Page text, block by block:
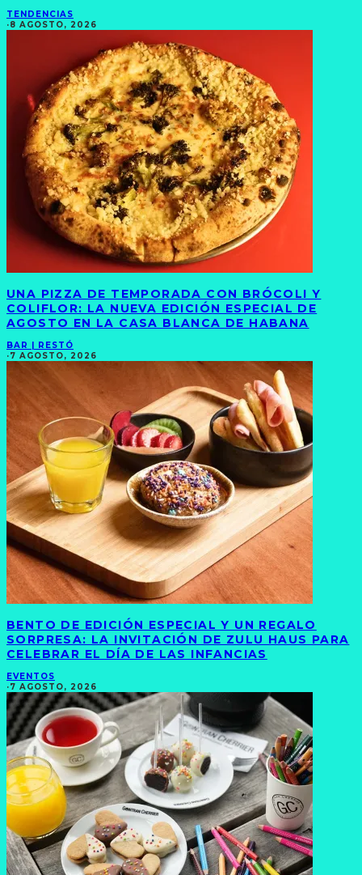
TENDENCIAS
·8 AGOSTO, 2026
UNA PIZZA DE TEMPORADA CON BRÓCOLI Y
COLIFLOR: LA NUEVA EDICIÓN ESPECIAL DE
AGOSTO EN LA CASA BLANCA DE HABANA
BAR | RESTÓ
·7 AGOSTO, 2026
BENTO DE EDICIÓN ESPECIAL Y UN REGALO
SORPRESA: LA INVITACIÓN DE ZULU HAUS PARA
CELEBRAR EL DÍA DE LAS INFANCIAS
EVENTOS
·7 AGOSTO, 2026